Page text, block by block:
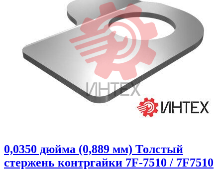
0,0350 дюйма (0,889 мм) Толстый
стержень контргайки 7F-7510 / 7F7510